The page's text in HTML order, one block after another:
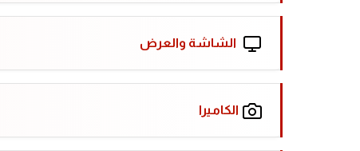
الشاشة والعرض
الكاميرا